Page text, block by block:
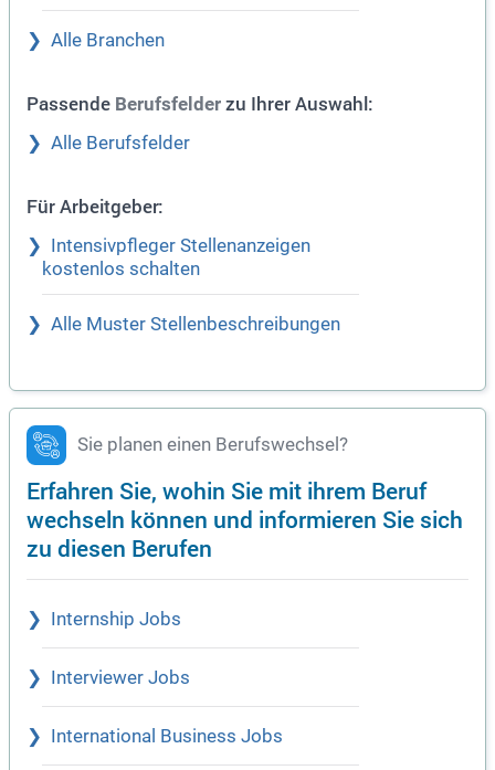
Alle Branchen
Passende Berufsfelder zu Ihrer Auswahl:
Alle Berufsfelder
Für Arbeitgeber:
Intensivpfleger Stellenanzeigen
kostenlos schalten
Alle Muster Stellenbeschreibungen
Sie planen einen Berufswechsel?
Erfahren Sie, wohin Sie mit ihrem Beruf
wechseln können und informieren Sie sich
zu diesen Berufen
Internship Jobs
Interviewer Jobs
International Business Jobs